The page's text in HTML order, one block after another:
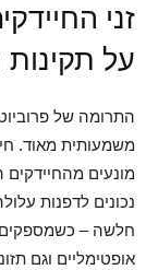
זני
על
התרומה של
משמעותית מאוד.
מונעים
נכונים לדפנות
חלשה – כשמספקים
אופטימליים וגם